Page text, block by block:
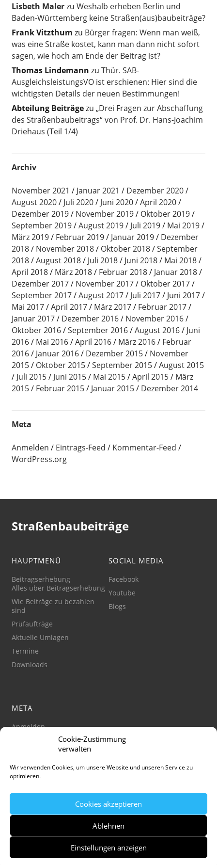
Cookie-Zustimmung
verwalten
Wir verwenden Cookies, um unsere Website und unseren Service zu
optimieren.
Cookies akzeptieren
Ablehnen
Einstellungen anzeigen
Lisbeth Malerzu Weshalb erheben Berlin und
Baden-Württemberg keine Straßen(aus)baubeiträge?
Frank Vitzthum zu Bürger fragen: Wenn man weiß,
was eine Straße kostet, kann man dann nicht sofort
sagen, wie hoch am Ende der Beitrag ist?
Thomas Lindemann zu Thür. SAB-
AusgleichsleistungsVO ist erschienen: Hier sind die
wichtigsten Details der neuen Bestimmungen!
Abteilung Beiträgezu „Drei Fragen zur Abschaffung
des Straßenbaubeitrags“ von Prof. Dr. Hans-Joachim
Driehaus (Teil 1/4)
Archiv
November 2021 Januar 2021
Dezember 2020
August 2020
Juli 2020 Juni 2020
April 2020
Dezember 2019
November 2019
Oktober 2019
September 2019
August 2019 Juli 2019
Mai 2019
März 2019
Februar 2019 Januar 2019
Dezember
2018
November 2018 Oktober 2018
September
2018
August 2018 Juli 2018 Juni 2018
Mai 2018
April 2018
März 2018 Februar 2018
Januar 2018
Dezember 2017
November 2017
Oktober 2017
September 2017
August 2017 Juli 2017
Juni 2017
Mai 2017
April 2017 März 2017
Februar 2017
Januar 2017
Dezember 2016
November 2016
Oktober 2016
September 2016 August 2016
Juni
2016
Mai 2016 April 2016 März 2016
Februar
2016
Januar 2016 Dezember 2015
November
2015
Oktober 2015 September 2015
August 2015
Juli 2015
Juni 2015 Mai 2015 April 2015
März
2015
Februar 2015 Januar 2015 Dezember 2014
Meta
Anmelden Eintrags-Feed
Kommentar-Feed
WordPress.org
Straßenbaubeiträge
HAUPTMENÜ
Beitragserhebung
Alles über Beitragserhebung
Wie Beiträge zu bezahlen
sind
Prüfaufträge
Aktuelle Umlagen
Termine
Downloads
SOCIAL MEDIA
Facebook
Youtube
Blogs
META
Anmelden
Barrierefreiheit
Cookie-Richtlinie